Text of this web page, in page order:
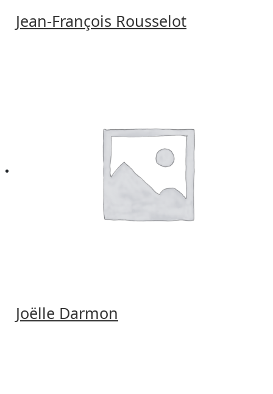
Jean-François Rousselot
Joëlle Darmon